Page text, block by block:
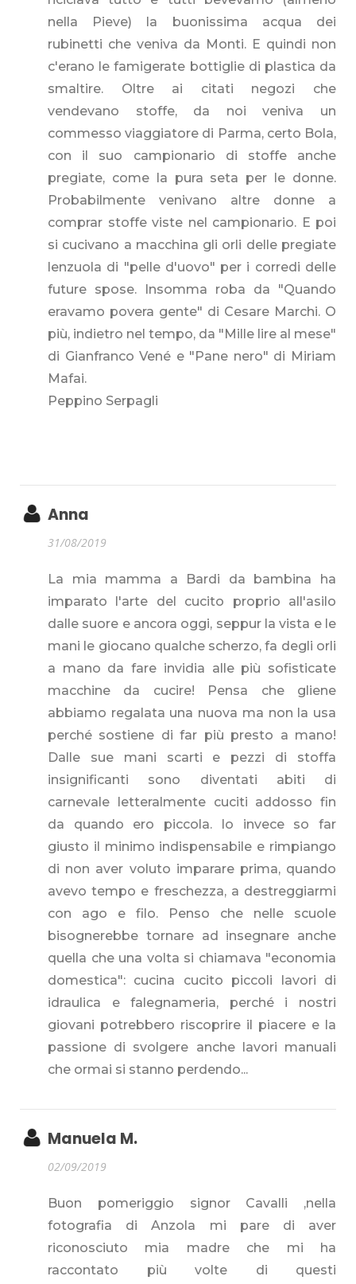
nella Pieve) la buonissima acqua dei
rubinetti che veniva da Monti. E quindi non
c'erano le famigerate bottiglie di plastica da
smaltire. Oltre ai citati negozi che
vendevano stoffe, da noi veniva un
commesso viaggiatore di Parma, certo Bola,
con il suo campionario di stoffe anche
pregiate, come la pura seta per le donne.
Probabilmente venivano altre donne a
comprar stoffe viste nel campionario. E poi
si cucivano a macchina gli orli delle pregiate
lenzuola di "pelle d'uovo" per i corredi delle
future spose. Insomma roba da "Quando
eravamo povera gente" di Cesare Marchi. O
più, indietro nel tempo, da "Mille lire al mese"
di Gianfranco Vené e "Pane nero" di Miriam
Mafai.
Peppino Serpagli
Anna
31/08/2019
La mia mamma a Bardi da bambina ha
imparato l'arte del cucito proprio all'asilo
dalle suore e ancora oggi, seppur la vista e le
mani le giocano qualche scherzo, fa degli orli
a mano da fare invidia alle più sofisticate
macchine da cucire! Pensa che gliene
abbiamo regalata una nuova ma non la usa
perché sostiene di far più presto a mano!
Dalle sue mani scarti e pezzi di stoffa
insignificanti sono diventati abiti di
carnevale letteralmente cuciti addosso fin
da quando ero piccola. Io invece so far
giusto il minimo indispensabile e rimpiango
di non aver voluto imparare prima, quando
avevo tempo e freschezza, a destreggiarmi
con ago e filo. Penso che nelle scuole
bisognerebbe tornare ad insegnare anche
quella che una volta si chiamava "economia
domestica": cucina cucito piccoli lavori di
idraulica e falegnameria, perché i nostri
giovani potrebbero riscoprire il piacere e la
passione di svolgere anche lavori manuali
che ormai si stanno perdendo...
Manuela M.
02/09/2019
Buon pomeriggio signor Cavalli ,nella
fotografia di Anzola mi pare di aver
riconosciuto mia madre che mi ha
raccontato più volte di questi